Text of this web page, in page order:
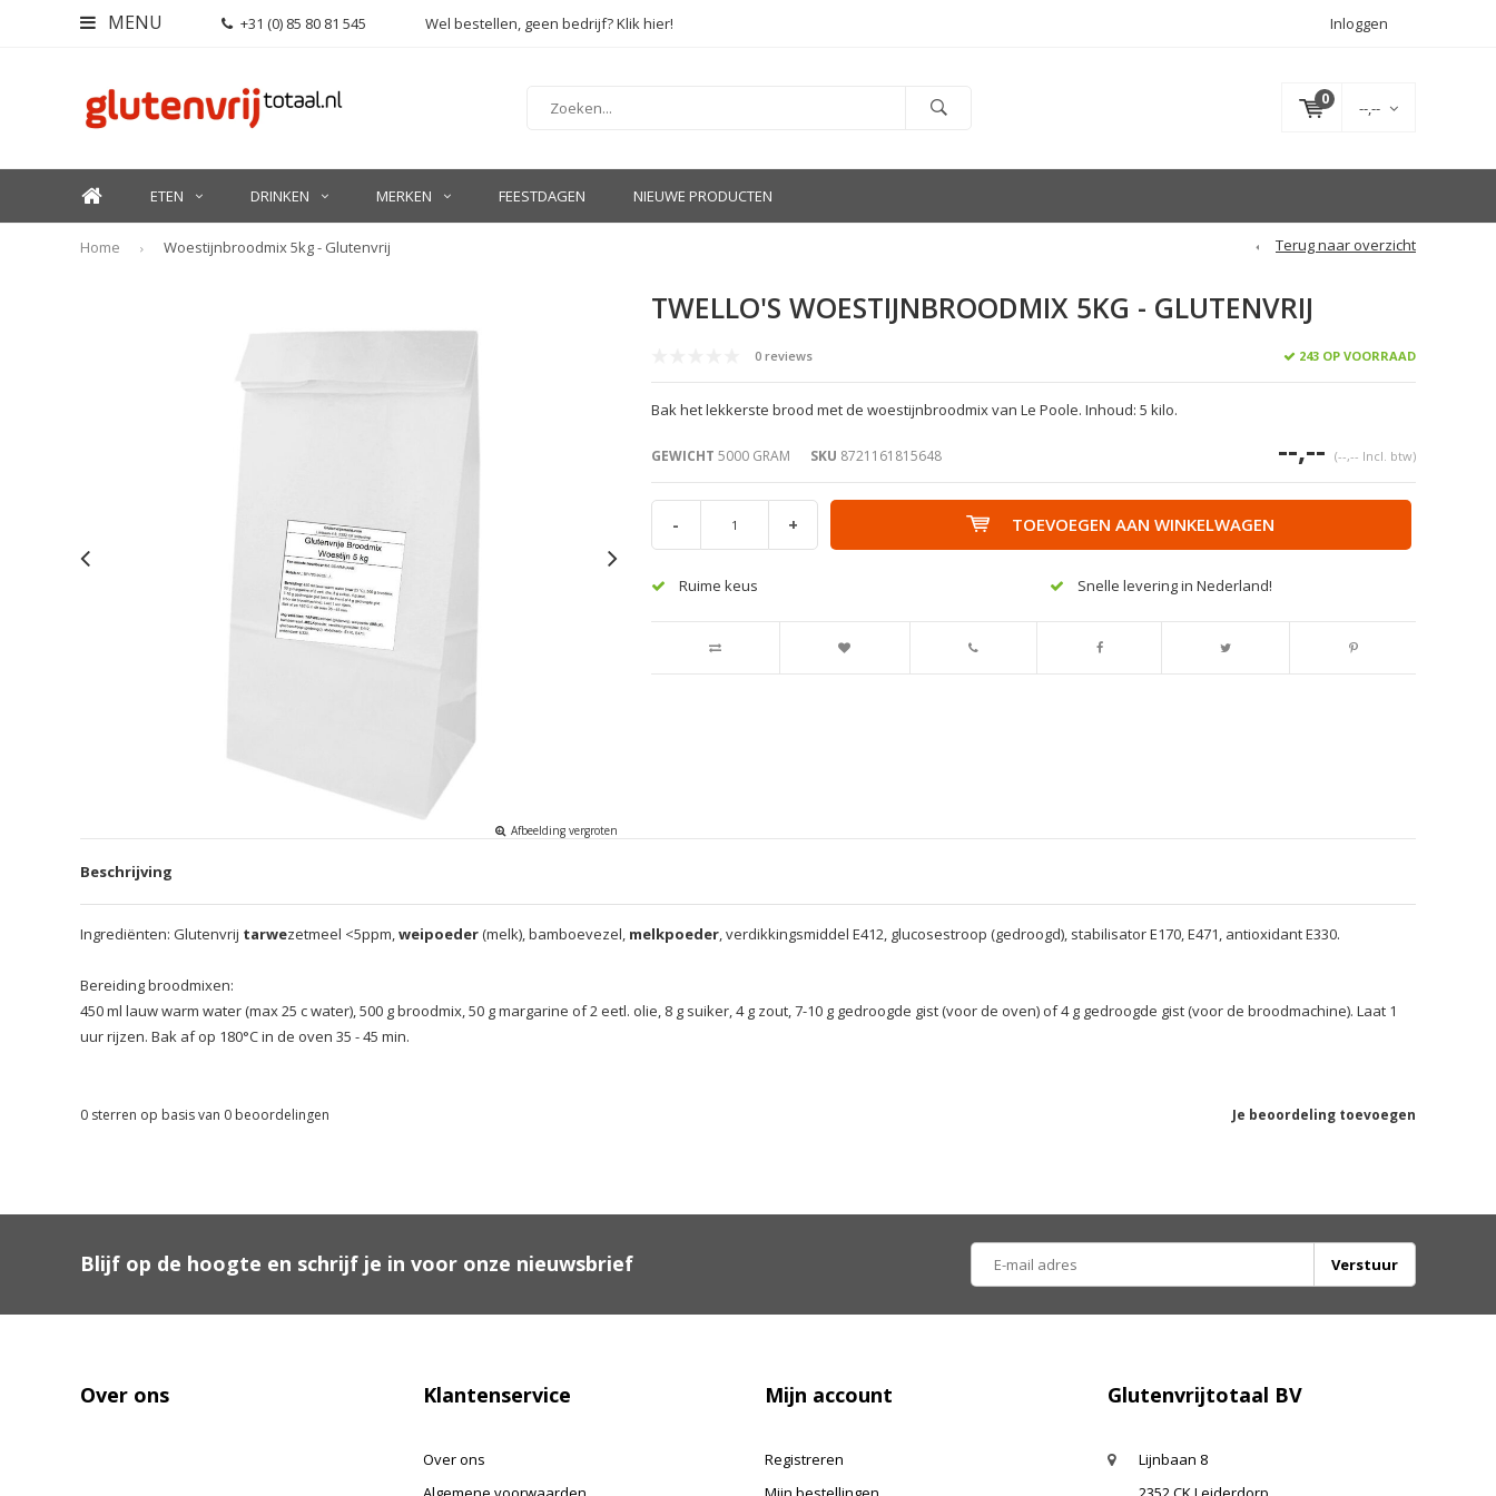
MENU +31 (0) 85 80 81 545 Wel bestellen, geen bedrijf? Klik hier! Inloggen
0 --,--
ETEN DRINKEN MERKEN FEESTDAGEN NIEUWE PRODUCTEN
Home Woestijnbroodmix 5kg - Glutenvrij Terug naar overzicht
Afbeelding vergroten
TWELLO'S WOESTIJNBROODMIX 5KG - GLUTENVRIJ
0 reviews 243 OP VOORRAAD
Bak het lekkerste brood met de woestijnbroodmix van Le Poole. Inhoud: 5 kilo.
GEWICHT 5000 GRAM SKU 8721161815648 --,-- (--,-- Incl. btw)
- + TOEVOEGEN AAN WINKELWAGEN
Ruime keus Snelle levering in Nederland!
Beschrijving
Ingrediënten: Glutenvrij tarwezetmeel <5ppm, weipoeder(melk), bamboevezel, melkpoeder , verdikkingsmiddel E412, glucosestroop (gedroogd), stabilisator E170, E471, antioxidant E330.
Bereiding broodmixen:
450 ml lauw warm water (max 25 c water), 500 g broodmix, 50 g margarine of 2 eetl. olie, 8 g suiker, 4 g zout, 7-10 g gedroogde gist (voor de oven) of 4 g gedroogde gist (voor de broodmachine). Laat 1
uur rijzen. Bak af op 180°C in de oven 35 - 45 min.
Je beoordeling toevoegen
0 sterren op basis van 0 beoordelingen
Blijf op de hoogte en schrijf je in voor onze nieuwsbrief Verstuur
Over ons Klantenservice
Over ons
Mijn account
Registreren
Glutenvrijtotaal BV
Lijnbaan 8